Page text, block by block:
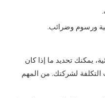
ورسوم وضرائب.
يمكنك تحديد ما إذا كان
لشركتك. من المهم